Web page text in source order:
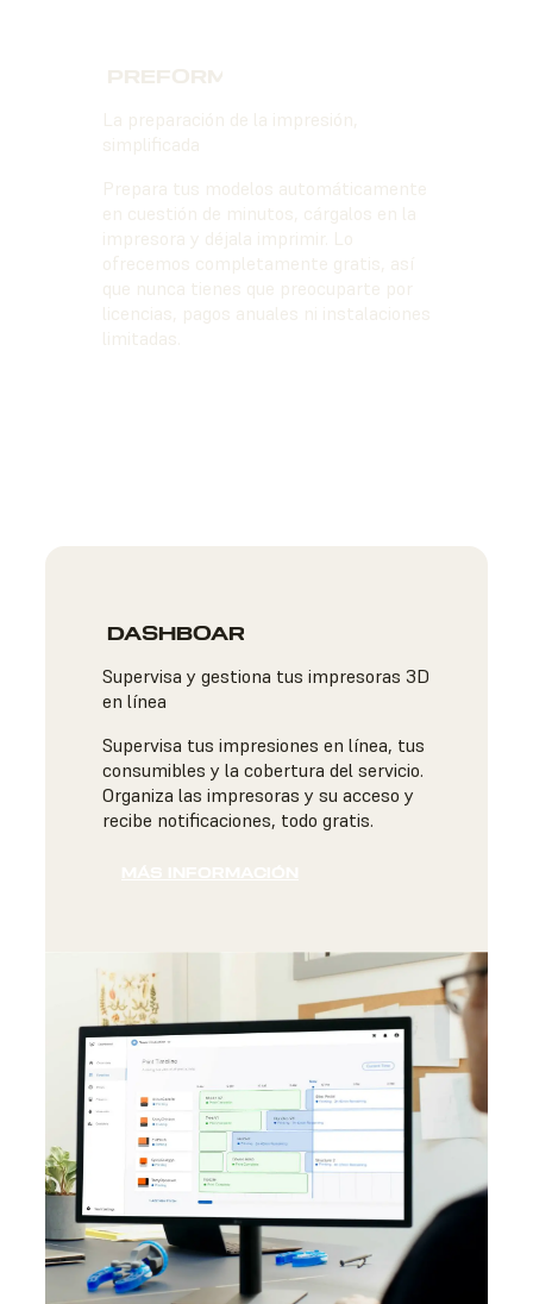
PREFORM®
La preparación de la impresión,
simplificada
Prepara tus modelos automáticamente
en cuestión de minutos, cárgalos en la
impresora y déjala imprimir. Lo
ofrecemos completamente gratis, así
que nunca tienes que preocuparte por
licencias, pagos anuales ni instalaciones
limitadas.
DASHBOARD
Supervisa y gestiona tus impresoras 3D
en línea
Supervisa tus impresiones en línea, tus
consumibles y la cobertura del servicio.
Organiza las impresoras y su acceso y
recibe notificaciones, todo gratis.